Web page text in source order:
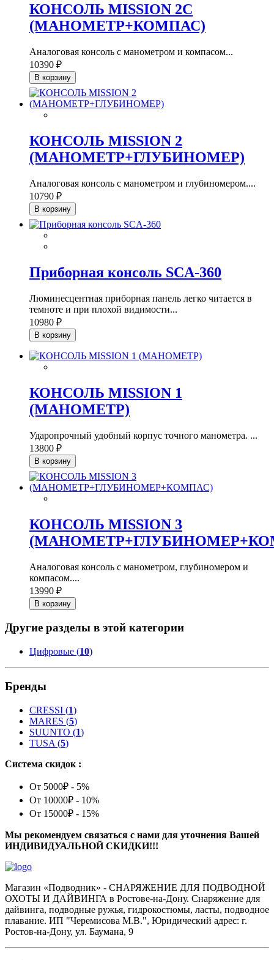
КОНСОЛЬ MISSION 2C
(МАНОМЕТР+КОМПАС)
Аналоговая консоль с манометром и компасом...
10390 ₽
В корзину
КОНСОЛЬ MISSION 2
(МАНОМЕТР+ГЛУБИНОМЕР)
Аналоговая консоль с манометром и глубиномером....
10790 ₽
В корзину
Приборная консоль SCA-360
Люминесцентная приборная панель легко читается в
темноте и при плохой видимости...
10980 ₽
В корзину
КОНСОЛЬ MISSION 1
(МАНОМЕТР)
Ударопрочный удобный корпус точного манометра. ...
13800 ₽
В корзину
КОНСОЛЬ MISSION 3
Аналоговая консоль с манометром, глубиномером и
компасом....
13990 ₽
В корзину
Другие разделы в этой категории
Цифровые (10)
Бренды
CRESSI (1)
MARES (5)
SUUNTO (1)
TUSA (5)
Система скидок :
От 5000₽ - 5%
От 10000₽ - 10%
От 15000₽ - 15%
Мы рекомендуем связаться с нами для уточнения Вашей
ИНДИВИДУАЛЬНОЙ СКИДКИ!!!
Магазин «Подводник» - СНАРЯЖЕНИЕ ДЛЯ ПОДВОДНОЙ
ОХОТЫ И ДАЙВИНГА в Ростове-на-Дону. Снаряжение для
дайвинга, подводные ружья, гидрокостюмы, ласты, подводное
плавание. ИП "Черемисова М.В.", Юридический адрес: г.
Ростов-на-Дону, ул. Баумана, 9